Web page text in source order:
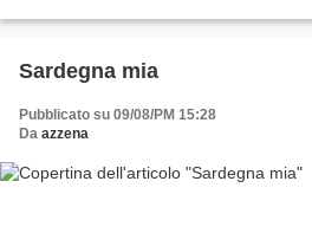
Sardegna mia
Pubblicato su 09/08/PM 15:28
Da azzena